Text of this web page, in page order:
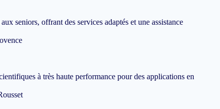
seniors, offrant des services adaptés et une assistance
à très haute performance pour des applications en